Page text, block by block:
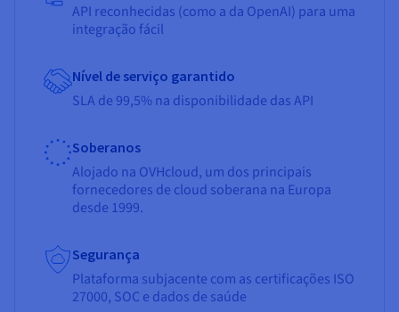
API reconhecidas (como a da OpenAI) para uma
integração fácil
Nível de serviço garantido
SLA de 99,5% na disponibilidade das API
Soberanos
Alojado na OVHcloud, um dos principais
fornecedores de cloud soberana na Europa
desde 1999.
Segurança
Plataforma subjacente com as certificações ISO
27000, SOC e dados de saúde